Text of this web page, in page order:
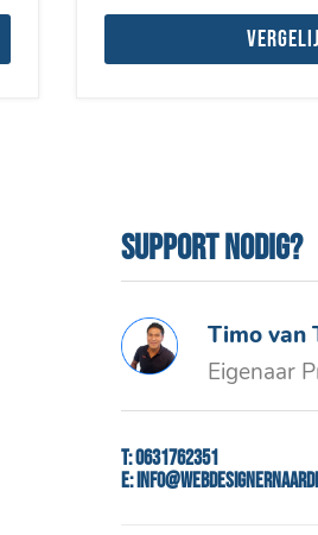
Support nodig?
Timo van
Eigenaar
T:0631762351
E: